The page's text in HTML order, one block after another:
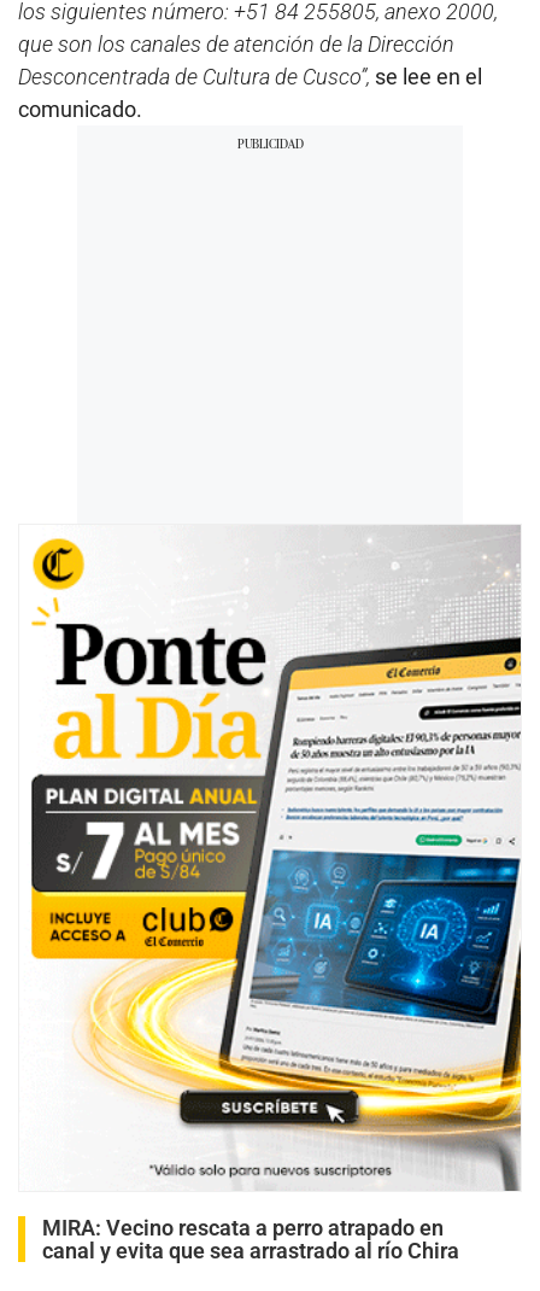
los siguientes número: +51 84 255805, anexo 2000,
que son los canales de atención de la Dirección
Desconcentrada de Cultura de Cusco”, se lee en el
comunicado.
MIRA: Vecino rescata a perro atrapado en
canal y evita que sea arrastrado al río Chira